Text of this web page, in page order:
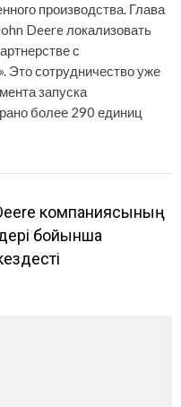
производства. Глава
Deere локализовать
с
Это сотрудничество уже
запуска
более 290 единиц
компаниясының
бойынша